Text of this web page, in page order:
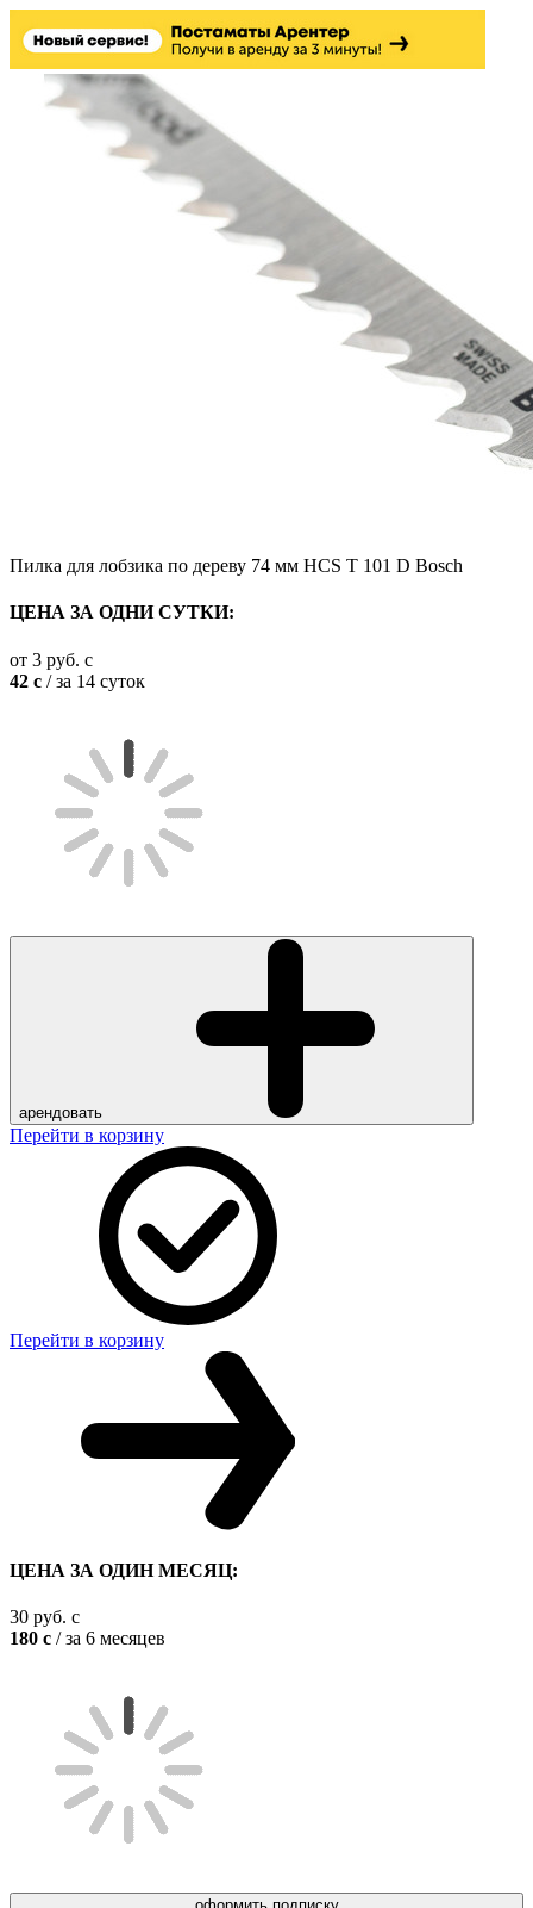
Пилка для лобзика по дереву 74 мм HCS T 101 D Bosch
ЦЕНА ЗА ОДНИ СУТКИ:
от 3 руб. c
42 c / за 14 суток
арендовать
Перейти в корзину
Перейти в корзину
ЦЕНА ЗА ОДИН МЕСЯЦ:
30 руб. c
180 c / за 6 месяцев